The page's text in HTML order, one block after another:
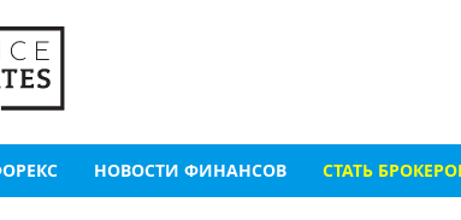
НОВОСТИ ФИНАНСОВ СТАТЬ